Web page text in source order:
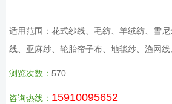
适用范围：花式纱线、毛纺、羊绒纺、雪
线、亚麻纱、轮胎帘子布、地毯纱、渔网
浏览次数： 570
咨询热线： 15910095652